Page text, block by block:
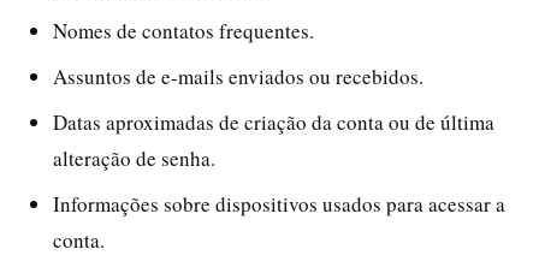
Nomes de contatos frequentes.
Assuntos de e-mails enviados ou recebidos.
Datas aproximadas de criação da conta ou de última
alteração de senha.
Informações sobre dispositivos usados para acessar a
conta.